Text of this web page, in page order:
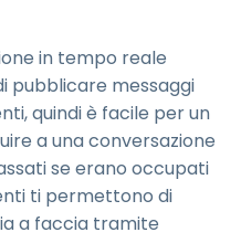
in tempo reale
pubblicare messaggi
quindi è facile per un
a una conversazione
se erano occupati
ti permettono di
a faccia tramite